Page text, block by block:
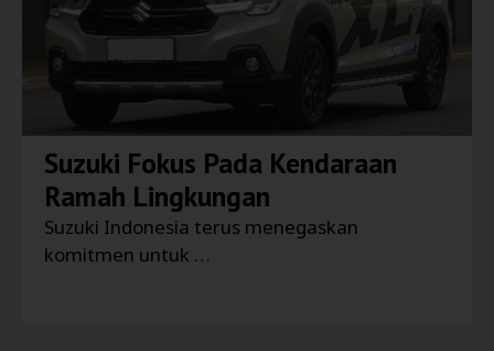
Suzuki Fokus Pada Kendaraan
Ramah Lingkungan
Suzuki Indonesia terus menegaskan
komitmen untuk …